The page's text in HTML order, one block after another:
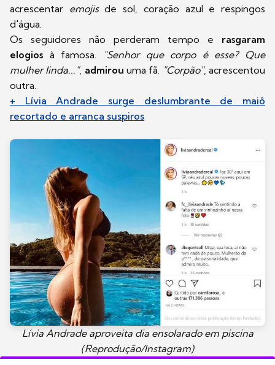
acrescentar emojisde sol, coração azul e respingos
d'água.
Os seguidores não perderam tempo e rasgaram
elogios à famosa.
"Senhor que corpo é esse? Que
mulher linda...", admirou uma fã. "Corpão", acrescentou
outra.
+ Lívia Andrade surge deslumbrante de maiô
recortado e arranca suspiros
Lívia Andrade aproveita dia ensolarado em piscina
(Reprodução/Instagram)